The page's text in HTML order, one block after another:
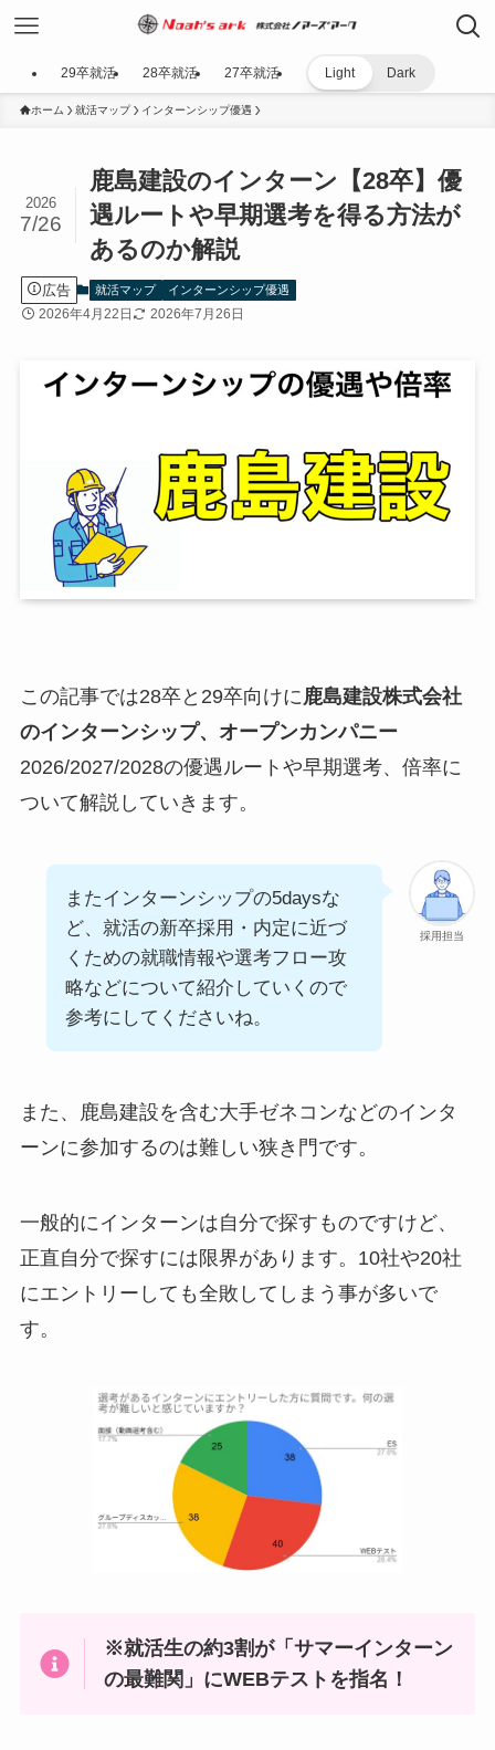
29卒就活 28卒就活 27卒就活 Light Dark
ホーム 就活マップ インターンシップ優遇
鹿島建設のインターン【28卒】優
遇ルートや早期選考を得る方法が
あるのか解説
2026
7/26
広告 就活マップ インターンシップ優遇
2026年4月22日 2026年7月26日
この記事では28卒と29卒向けに 鹿島建設株式会社
のインターンシップ、オープンカンパニー
2026/2027/2028の優遇ルートや早期選考、倍率に
ついて解説していきます。
採用担当
またインターンシップの5daysな
ど、就活の新卒採用・内定に近づ
くための就職情報や選考フロー攻
略などについて紹介していくので
参考にしてくださいね。
また、鹿島建設を含む大手ゼネコンなどのインタ
ーンに参加するのは難しい狭き門です。
一般的にインターンは自分で探すものですけど、
正直自分で探すには限界があります。10社や20社
にエントリーしても全敗してしまう事が多いで
す。
※就活生の約3割が「サマーインターン
の最難関」にWEBテストを指名！